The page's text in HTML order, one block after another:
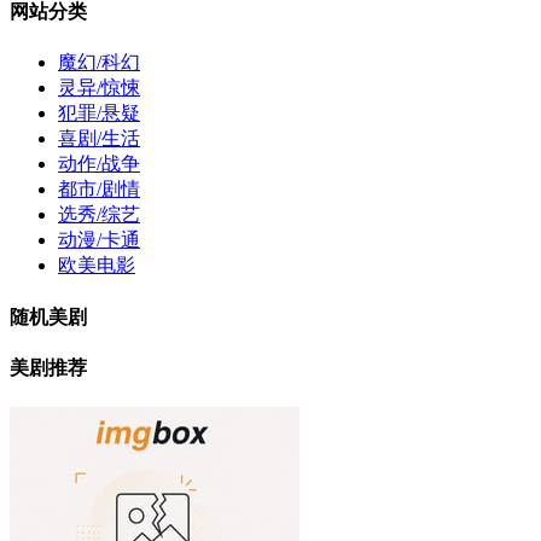
网站分类
魔幻/科幻
灵异/惊悚
犯罪/悬疑
喜剧/生活
动作/战争
都市/剧情
选秀/综艺
动漫/卡通
欧美电影
随机美剧
美剧推荐